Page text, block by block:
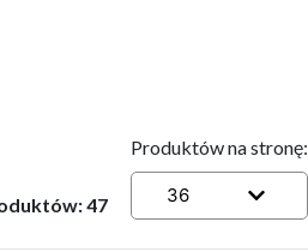
47
Produktów na stronę:
36